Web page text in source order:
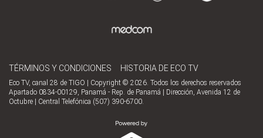
TÉRMINOS Y CONDICIONES HISTORIA DE ECO TV
Eco TV, canal 28 de TIGO | Copyright © 2026. Todos los derechos reservados
Apartado 0834-00129, Panamá - Rep. de Panamá | Dirección, Avenida 12 de
Octubre | Central Telefónica (507) 390-6700.